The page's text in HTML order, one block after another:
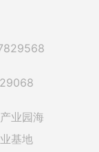
业园海
基地